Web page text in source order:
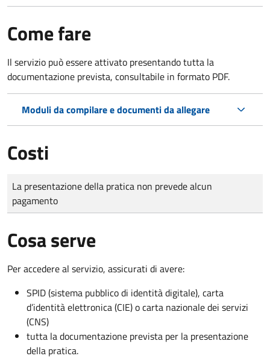
Come fare
Il servizio può essere attivato presentando tutta la
documentazione prevista, consultabile in formato PDF.
Moduli da compilare e documenti da allegare
Costi
Tipo di pagamento
Importo
La presentazione della pratica non prevede alcun
pagamento
Cosa serve
Per accedere al servizio, assicurati di avere:
SPID (sistema pubblico di identità digitale), carta
d’identità elettronica (CIE) o carta nazionale dei servizi
(CNS)
tutta la documentazione prevista per la presentazione
della pratica.